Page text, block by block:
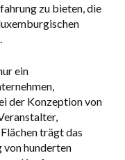
zu bieten, die
ein
der Konzeption von
trägt das
von hunderten